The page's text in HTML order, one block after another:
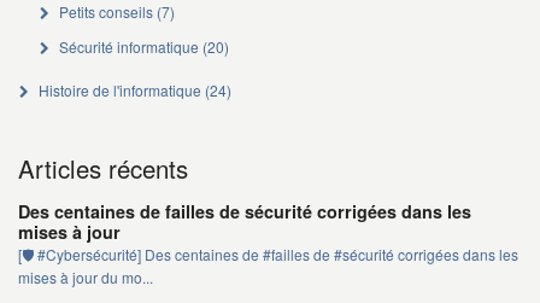
Petits conseils(7)
Sécurité informatique (20)
Histoire de l'informatique (24)
Articles récents
Des centaines de failles de sécurité corrigées dans les
mises à jour
[🛡️ #Cybersécurité] Des centaines de #failles de #sécurité corrigées dans les
mises à jour du mo...